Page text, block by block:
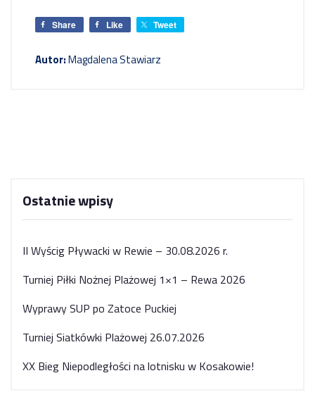
Share Like Tweet
Autor:Magdalena Stawiarz
Ostatnie wpisy
II Wyścig Pływacki w Rewie – 30.08.2026 r.
Turniej Piłki Nożnej Plażowej 1×1 – Rewa 2026
Wyprawy SUP po Zatoce Puckiej
Turniej Siatkówki Plażowej 26.07.2026
XX Bieg Niepodległości na lotnisku w Kosakowie!